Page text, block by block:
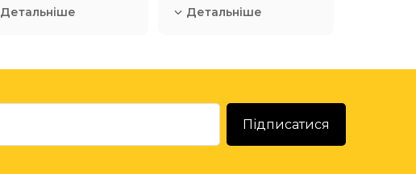
Детальніше Детальніше